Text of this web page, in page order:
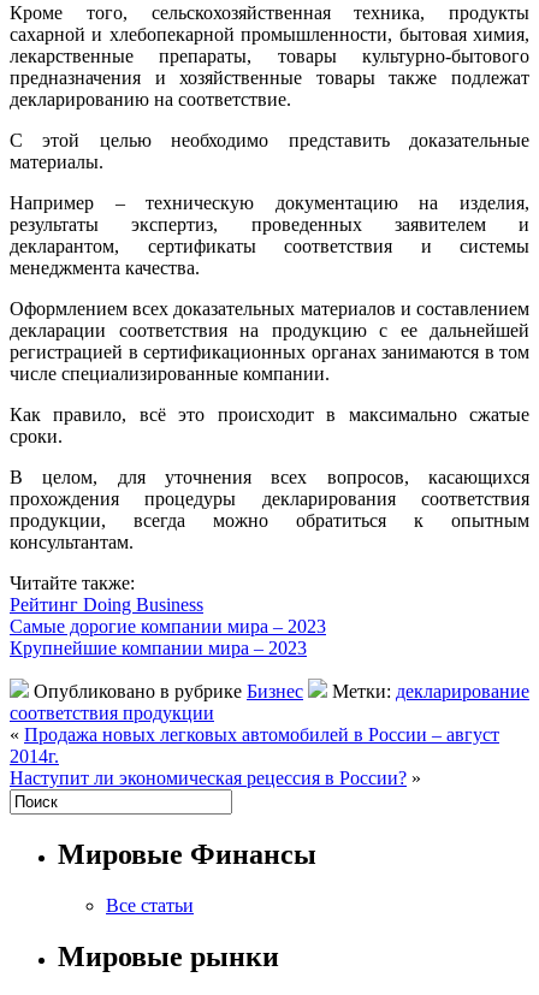
Кроме того, сельскохозяйственная техника, продукты
сахарной и хлебопекарной промышленности, бытовая химия,
лекарственные препараты, товары культурно-бытового
предназначения и хозяйственные товары также подлежат
декларированию на соответствие.
С этой целью необходимо представить доказательные
материалы.
Например – техническую документацию на изделия,
результаты экспертиз, проведенных заявителем и
декларантом, сертификаты соответствия и системы
менеджмента качества.
Оформлением всех доказательных материалов и составлением
декларации соответствия на продукцию с ее дальнейшей
регистрацией в сертификационных органах занимаются в том
числе специализированные компании.
Как правило, всё это происходит в максимально сжатые
сроки.
В целом, для уточнения всех вопросов, касающихся
прохождения процедуры декларирования соответствия
продукции, всегда можно обратиться к опытным
консультантам.
Читайте также:
Рейтинг Doing Business
Самые дорогие компании мира – 2023
Крупнейшие компании мира – 2023
Опубликовано в рубрике Бизнес Метки: декларирование
соответствия продукции
« Продажа новых легковых автомобилей в России – август
2014г.
Наступит ли экономическая рецессия в России? »
Мировые Финансы
Все статьи
Мировые рынки